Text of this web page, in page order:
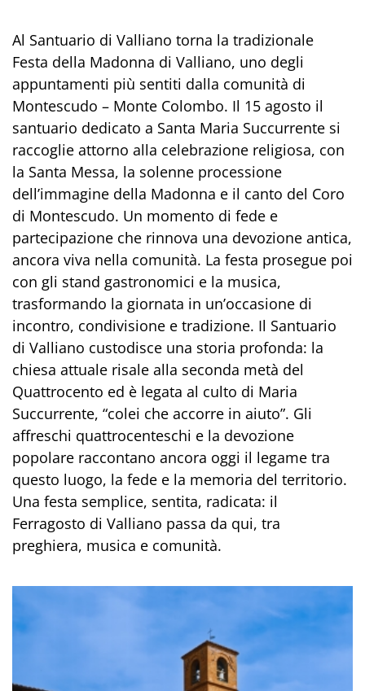
Al Santuario di Valliano torna la tradizionale
Festa della Madonna di Valliano, uno degli
appuntamenti più sentiti dalla comunità di
Montescudo – Monte Colombo. Il 15 agosto il
santuario dedicato a Santa Maria Succurrente si
raccoglie attorno alla celebrazione religiosa, con
la Santa Messa, la solenne processione
dell’immagine della Madonna e il canto del Coro
di Montescudo. Un momento di fede e
partecipazione che rinnova una devozione antica,
ancora viva nella comunità. La festa prosegue poi
con gli stand gastronomici e la musica,
trasformando la giornata in un’occasione di
incontro, condivisione e tradizione. Il Santuario
di Valliano custodisce una storia profonda: la
chiesa attuale risale alla seconda metà del
Quattrocento ed è legata al culto di Maria
Succurrente, “colei che accorre in aiuto”. Gli
affreschi quattrocenteschi e la devozione
popolare raccontano ancora oggi il legame tra
questo luogo, la fede e la memoria del territorio.
Una festa semplice, sentita, radicata: il
Ferragosto di Valliano passa da qui, tra
preghiera, musica e comunità.